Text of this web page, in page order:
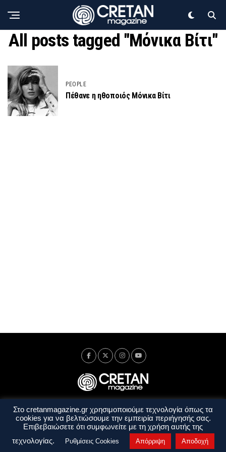
All posts tagged "Μόνικα Βίτι"
PEOPLE
Πέθανε η ηθοποιός Μόνικα Βίτι
Ταυτότητα Πολιτική Απορρήτου
Όροι Χρήσης
Όροι και Προϋποθέσεις
Στο cretanmagazine.gr χρησιμοποιούμε τεχνολογία όπως τα
cookies για να βελτιώσουμε την εμπειρία περιήγησής σας.
Επιβεβαιώσετε ότι συμφωνείτε με τη χρήση αυτής της
τεχνολογίας.
Ρυθμίσεις Cookies Απόρριψη Αποδοχή